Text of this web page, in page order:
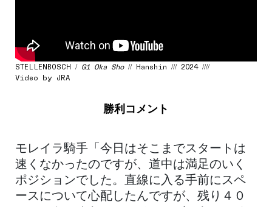
STELLENBOSCH / G1 Oka Sho// Hanshin /// 2024 ////
Video by JRA
勝利コメント
モレイラ騎手「今日はそこまでスタートは
速くなかったのですが、道中は満足のいく
ポジションでした。直線に入る手前にスペ
ースについて心配したんですが、残り４０